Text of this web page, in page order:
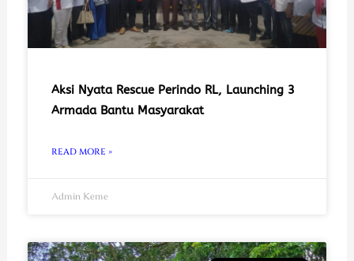
Aksi Nyata Rescue Perindo RL, Launching 3
Armada Bantu Masyarakat
READ MORE »
Admin Keme